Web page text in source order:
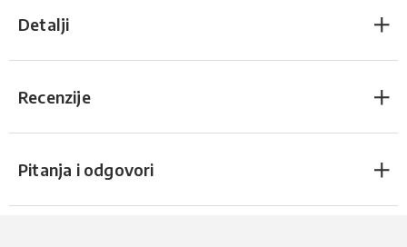
Detalji
Recenzije
Pitanja i odgovori